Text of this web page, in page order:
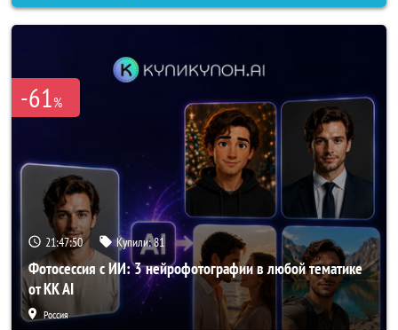
-61%
21:47:49 Купили:81
Фотосессия с ИИ: 3 нейрофотографии в любой тематике
от KK AI
Россия